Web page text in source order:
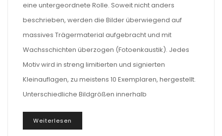
eine untergeordnete Rolle. Soweit nicht anders
beschrieben, werden die Bilder überwiegend auf
massives Trägermaterial aufgebracht und mit
Wachsschichten überzogen (Fotoenkaustik). Jedes
Motiv wird in streng limitierten und signierten
Kleinauflagen, zu meistens 10 Exemplaren, hergestellt.
Unterschiedliche Bildgrößen innerhalb
Weiterlesen